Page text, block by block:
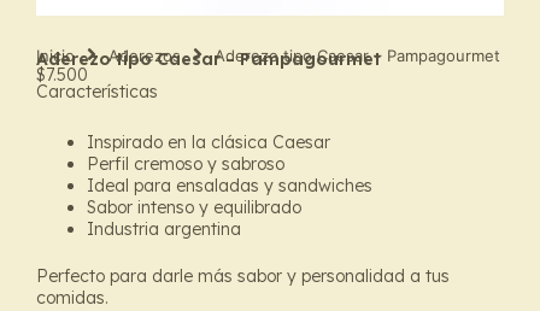
Inicio Aderezos Aderezo tipo Caesar – Pampagourmet
Aderezo tipo Caesar – Pampagourmet
$7.500
Características
Inspirado en la clásica Caesar
Perfil cremoso y sabroso
Ideal para ensaladas y sandwiches
Sabor intenso y equilibrado
Industria argentina
Perfecto para darle más sabor y personalidad a tus
comidas.